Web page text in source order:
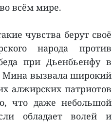
всём мире.
чувства берут своё
народа против
при Дьенбьенфу в
Мина вызвала широкий
алжирских патриотов
что даже небольшой
обладает волей и